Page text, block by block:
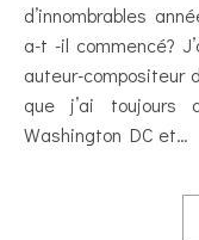
d’innombrables
a-t -il commencé?
auteur-compositeur
que j’ai toujours
Washington DC et…